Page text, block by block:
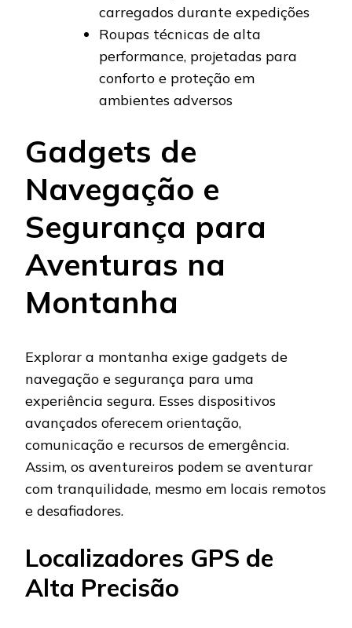
carregados durante expedições
Roupas técnicas de alta
performance, projetadas para
conforto e proteção em
ambientes adversos
Gadgets de
Navegação e
Segurança para
Aventuras na
Montanha
Explorar a montanha exige gadgets de
navegação e segurança para uma
experiência segura. Esses dispositivos
avançados oferecem orientação,
comunicação e recursos de emergência.
Assim, os aventureiros podem se aventurar
com tranquilidade, mesmo em locais remotos
e desafiadores.
Localizadores GPS de
Alta Precisão